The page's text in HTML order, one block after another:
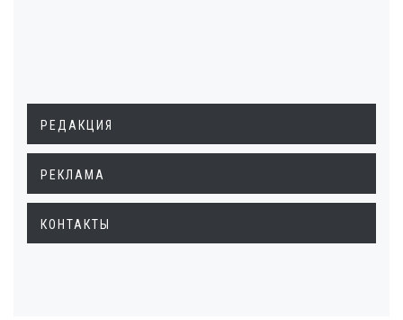
РЕДАКЦИЯ
РЕКЛАМА
КОНТАКТЫ